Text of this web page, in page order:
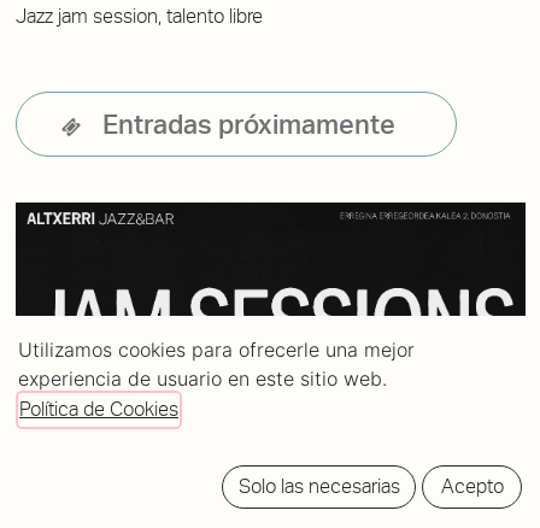
Jazz jam session, talento libre
Entradas próximamente
Utilizamos cookies para ofrecerle una mejor
experiencia de usuario en este sitio web.
Política de Cookies
Solo las necesarias Acepto